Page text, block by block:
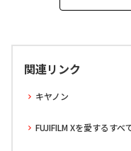
関連リンク
キヤノン
FUJIFILM Xを愛するすべ